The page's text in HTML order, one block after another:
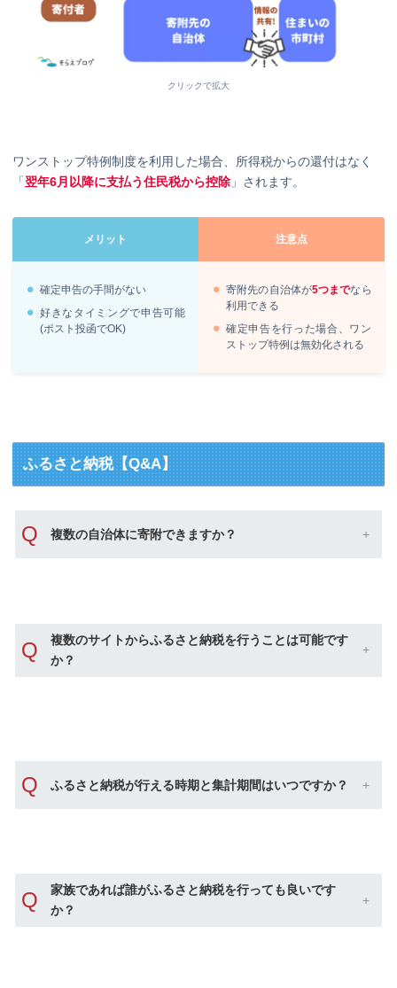
クリックで拡大
ワンストップ特例制度を利用した場合、所得税からの還付はなく
「翌年6月以降に支払う住民税から控除 」されます。
メリット 注意点
確定申告の手間がない
好きなタイミングで申告可能
(ポスト投函でOK)
寄附先の自治体が5つまでなら
利用できる
確定申告を行った場合、ワン
ストップ特例は無効化される
ふるさと納税【Q&A】
Q 複数の自治体に寄附できますか？
Q
複数のサイトからふるさと納税を行うことは可能です
か？
Q ふるさと納税が行える時期と集計期間はいつですか？
Q
家族であれば誰がふるさと納税を行っても良いです
か？